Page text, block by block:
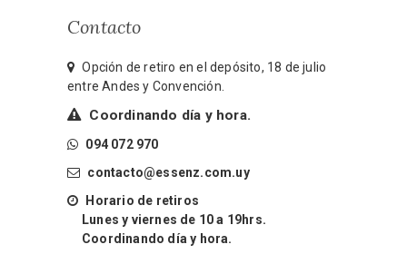
Contacto
Opción de retiro en el depósito, 18 de julio
entre Andes y Convención.
Coordinando día y hora.
094 072 970
contacto@essenz.com.uy
Horario de retiros
Lunes y viernes de 10 a 19hrs.
Coordinando día y hora.